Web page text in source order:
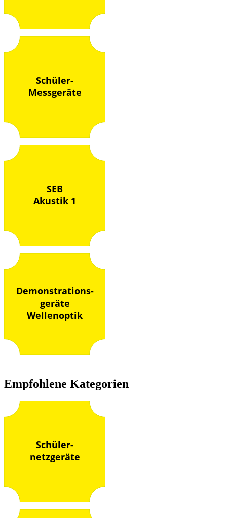
Schüler-
Messgeräte
SEB
Akustik 1
Demonstrations-
geräte
Wellenoptik
Empfohlene Kategorien
Schüler-
netzgeräte